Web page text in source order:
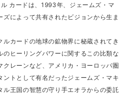
カードは、1993年、ジェームズ・マ
によって共有されたビジョンから生ま
ルカードの地球の鉱物界に秘蔵されてき
ヒーリングパワーに関するこの比類な
クレーンなど、アメリカ・ヨーロッパ圏
トとして有名だったジェームズ・マキ
ル王国の智慧の守り手エオラからの委託